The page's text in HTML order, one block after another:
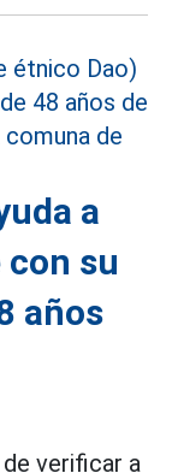
a
su
años
verificar a